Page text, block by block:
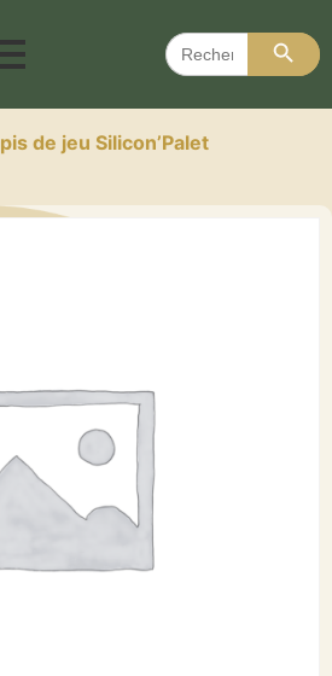
Search
for:
Search
de jeu Silicon’Palet